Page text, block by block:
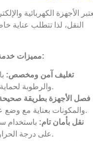
الأجهزة الكهربائية
النقل، لذا تتطلب عناية
مميزات خدمة نقل الأجهزة الكهربائية والإلكترونية:
تغليف آمن ومخصص:
والرطوبة لحماية الأجهزة من الكسر أو الخدش.
فصل الأجهزة بطريقة
والمكونات بعناية مع وضع علامات لتسهيل إعادة التركيب.
نقل بأمان تام: باستخدام
على درجة الحرارة المناسبة وتجنب الاهتزازات.